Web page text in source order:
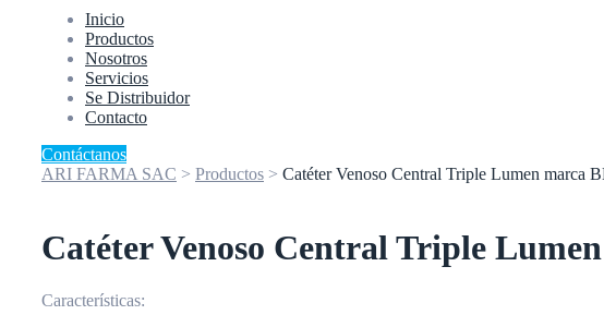
Inicio
Productos
Nosotros
Servicios
Se Distribuidor
Contacto
Contáctanos
ARI FARMA SAC > Productos > Catéter Venoso Central Triple Lumen marca
Catéter Venoso Central Triple
Características: